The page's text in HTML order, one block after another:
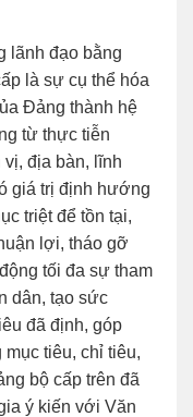
lãnh đạo bằng
là sự cụ thể hóa
Đảng thành hệ
từ thực tiễn
địa bàn, lĩnh
giá trị định hướng
triệt để tồn tại,
lợi, tháo gỡ
tối đa sự tham
dân, tạo sức
đã định, góp
tiêu, chỉ tiêu,
bộ cấp trên đã
ý kiến với Văn